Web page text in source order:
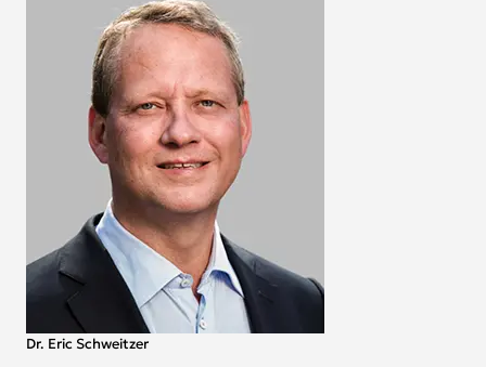
Dr. Eric Schweitzer